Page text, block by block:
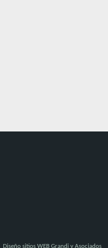
Diseño sitios WEB Grandi y Asociados